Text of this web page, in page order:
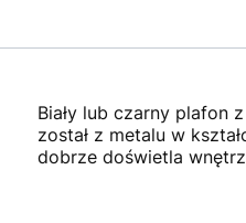
Biały lub czarny plafon
został z metalu w
dobrze doświetla